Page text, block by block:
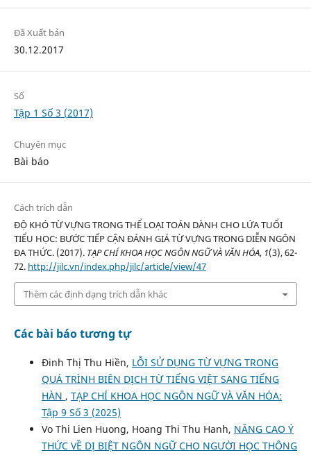
Đã Xuất bản
30.12.2017
Số
Tập 1 Số 3 (2017)
Chuyên mục
Bài báo
Cách trích dẫn
ĐỘ KHÓ TỪ VỰNG TRONG THỂ LOẠI TOÁN DÀNH CHO LỨA TUỔI
TIỂU HỌC: BƯỚC TIẾP CẬN ĐÁNH GIÁ TỪ VỰNG TRONG DIỄN NGÔN
ĐA THỨC. (2017). TẠP CHÍ KHOA HỌC NGÔN NGỮ VÀ VĂN HÓA, 1(3), 62-
72. http://jilc.vn/index.php/jilc/article/view/47
Thêm các định dạng trích dẫn khác
Các bài báo tương tự
Đinh Thị Thu Hiền, LỖI SỬ DỤNG TỪ VỰNG TRONG
QUÁ TRÌNH BIÊN DỊCH TỪ TIẾNG VIỆT SANG TIẾNG
HÀN , TẠP CHÍ KHOA HỌC NGÔN NGỮ VÀ VĂN HÓA:
Tập 9 Số 3 (2025)
Vo Thi Lien Huong, Hoang Thi Thu Hanh, NÂNG CAO Ý
THỨC VỀ DỊ BIỆT NGÔN NGỮ CHO NGƯỜI HỌC THÔNG